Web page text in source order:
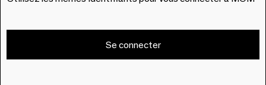
Se connecter